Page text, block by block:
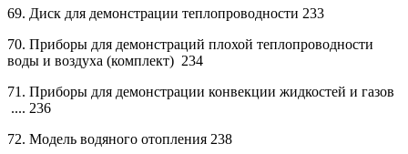
69. Диск для демонстрации теплопроводности 233
70. Приборы для демонстраций плохой теплопроводности
воды и воздуха (комплект) 234
71. Приборы для демонстрации конвекции жидкостей и газов
.... 236
72. Модель водяного отопления 238